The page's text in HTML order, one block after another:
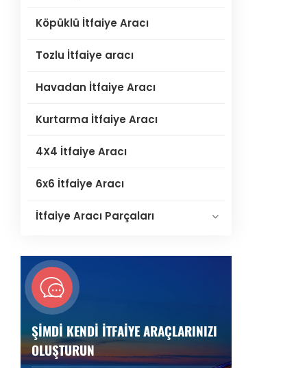
Köpüklü İtfaiye Aracı
Tozlu İtfaiye aracı
Havadan İtfaiye Aracı
Kurtarma İtfaiye Aracı
4X4 İtfaiye Aracı
6x6 İtfaiye Aracı
İtfaiye Aracı Parçaları
ŞIMDI KENDI İTFAIYE ARAÇLARINIZI
OLUŞTURUN